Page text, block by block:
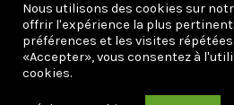
277750 Visites
Copyright 2020
ACTUALITÉS
Nous utilisons des cookies sur
offrir l'expérience la plus
préférences et les visites
«Accepter», vous consentez à
cookies.